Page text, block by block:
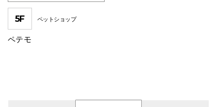
5F ペットショップ
ペテモ